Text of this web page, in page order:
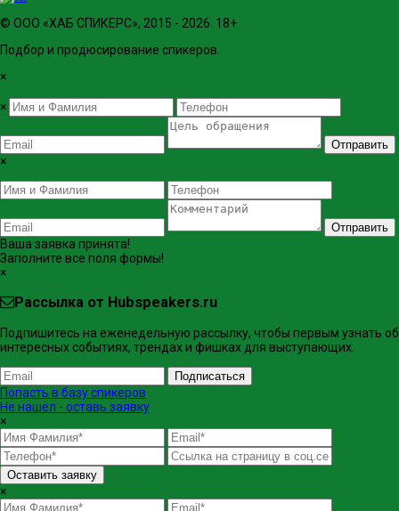
© ООО «ХАБ СПИКЕРС», 2015 - 2026. 18+
Подбор и продюсирование спикеров.
×
×
Отправить
×
Отправить
Ваша заявка принята!
Заполните все поля формы!
×
Рассылка от Hubspeakers.ru
Подпишитесь на еженедельную рассылку, чтобы первым узнать об
интересных событиях, трендах и фишках ​для выступающих.
Подписаться
Попасть в базу спикеров
Не нашёл - оставь заявку
×
Оставить заявку
×